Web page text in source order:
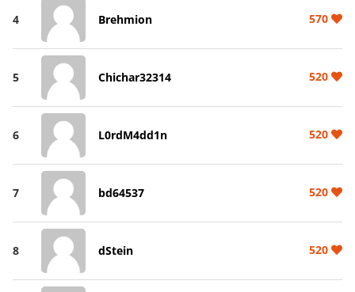
4 Brehmion 570
5 Chichar32314 520
6 L0rdM4dd1n 520
7 bd64537 520
8 dStein 520